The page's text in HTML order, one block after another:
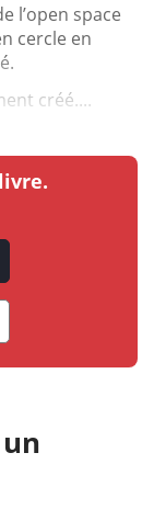
l’open space
cercle en
créé....